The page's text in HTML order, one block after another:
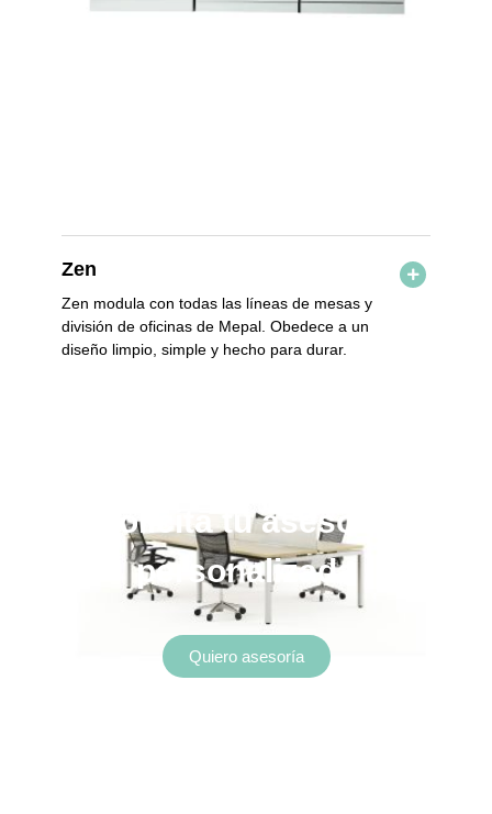
Zen
Zen modula con todas las líneas de mesas y
división de oficinas de Mepal. Obedece a un
diseño limpio, simple y hecho para durar.
Solicita tu asesoría
personalizada
Quiero asesoría